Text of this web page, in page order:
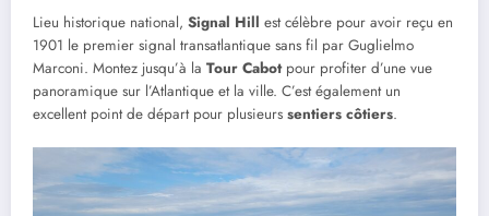
Lieu historique national, Signal Hill est célèbre pour avoir reçu en
1901 le premier signal transatlantique sans fil par Guglielmo
Marconi. Montez jusqu’à la Tour Cabotpour profiter d’une vue
panoramique sur l’Atlantique et la ville. C’est également un
excellent point de départ pour plusieurs sentiers côtiers.